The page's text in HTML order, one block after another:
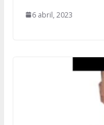
6 abril, 2023